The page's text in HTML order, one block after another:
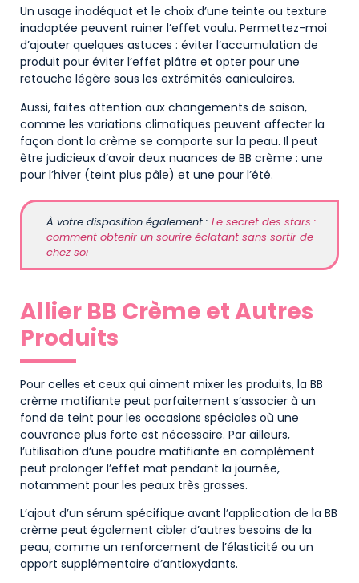
Un usage inadéquat et le choix d’une teinte ou texture
inadaptée peuvent ruiner l’effet voulu. Permettez-moi
d’ajouter quelques astuces : éviter l’accumulation de
produit pour éviter l’effet plâtre et opter pour une
retouche légère sous les extrémités caniculaires.
Aussi, faites attention aux changements de saison,
comme les variations climatiques peuvent affecter la
façon dont la crème se comporte sur la peau. Il peut
être judicieux d’avoir deux nuances de BB crème : une
pour l’hiver (teint plus pâle) et une pour l’été.
À votre disposition également : Le secret des stars :
comment obtenir un sourire éclatant sans sortir de
chez soi
Allier BB Crème et Autres
Produits
Pour celles et ceux qui aiment mixer les produits, la BB
crème matifiante peut parfaitement s’associer à un
fond de teint pour les occasions spéciales où une
couvrance plus forte est nécessaire. Par ailleurs,
l’utilisation d’une poudre matifiante en complément
peut prolonger l’effet mat pendant la journée,
notamment pour les peaux très grasses.
L’ajout d’un sérum spécifique avant l’application de la BB
crème peut également cibler d’autres besoins de la
peau, comme un renforcement de l’élasticité ou un
apport supplémentaire d’antioxydants.